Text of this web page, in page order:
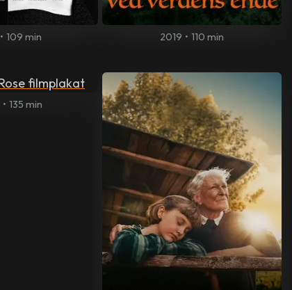
• 109 min 2019 • 110 min
• 135 min